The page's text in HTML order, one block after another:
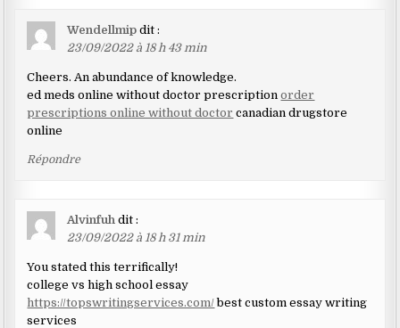
Wendellmip dit :
23/09/2022 à 18 h 43 min
Cheers. An abundance of knowledge.
ed meds online without doctor prescriptionorder
prescriptions online without doctor canadian drugstore
online
Répondre
Alvinfuh dit :
23/09/2022 à 18 h 31 min
You stated this terrifically!
college vs high school essay
https://topswritingservices.com/best custom essay writing
services